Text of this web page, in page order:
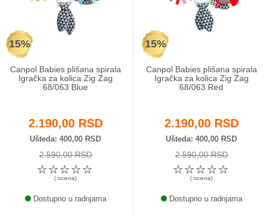
15%
Canpol Babies plišana spirala
Igračka za kolica Zig Zag
68/063 Blue
2.190,00 RSD
Ušteda 400,00 RSD
2.590,00 RSD
☆
☆
☆
☆
☆
( ocena)
Dostupno u radnjama
15%
Canpol Babies plišana spirala
Igračka za kolica Zig Zag
68/063 Red
2.190,00 RSD
Ušteda 400,00 RSD
2.590,00 RSD
☆
☆
☆
☆
☆
( ocena)
Dostupno u radnjama